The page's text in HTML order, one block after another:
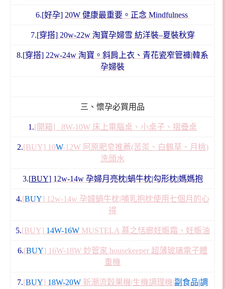
6.[好孕] 20W 健康最重要。正念 Mindfulness
7.[穿搭] 20w-22w 淘寶孕婦雪 紡洋裝–夏裝秋穿
8.[穿搭] 22w-24w 淘寶。斜肩上衣、青花瓷窄管褲|韓系
孕婦裝
三、懷孕必買用品
1.[開箱] 8W-10W 床上電腦桌、小桌子、摺疊桌
2.[BUY] 10W-12W 阿原肥皂推薦(苦茶、白鶴草、月桃)
洗頭水
3.[BUY]12w-14w 孕婦月亮枕|蝸牛枕|勾形枕|媽媽抱
4.[BUY] 12w-14w 孕婦蝸牛枕|哺乳抱枕使用七個月的心
得
5.[BUY] 14W-16W MUSTELA 慕之恬廊妊娠霜、妊娠油
6.[BUY] 16W-18W 妙管家 housekeeper 超薄玻璃電子體
重機
7.[BUY] 18W-20W 新潮流穀果機|生機調理機|副食品|調